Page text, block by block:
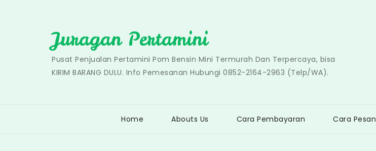
Juragan Pertamini
Pusat Penjualan Pertamini Pom Bensin Mini Termurah Dan Terpercaya, bisa
KIRIM BARANG DULU. Info Pemesanan Hubungi 0852-2164-2963 (Telp/WA).
Home Abouts Us Cara Pembayaran Cara Pesan